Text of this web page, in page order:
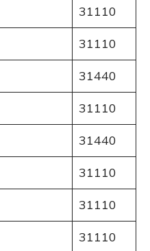
31110
31110
31440
31110
31440
31110
31110
31110